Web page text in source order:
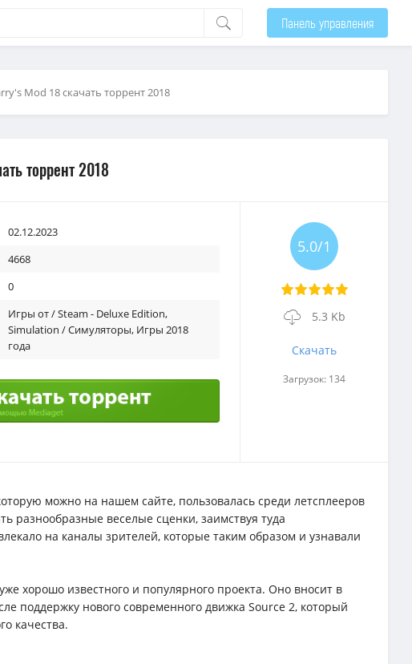
Панель управления
Mod 18 скачать торрент 2018
торрент 2018
02.12.2023
4668
0
Игры от / Steam - Deluxe Edition,
Simulation / Симуляторы, Игры 2018
года
5.0/1
5.3 Kb
Скачать
Загрузок: 134
можно на нашем сайте, пользовалась среди летсплееров
разнообразные веселые сценки, заимствуя туда
на каналы зрителей, которые таким образом и узнавали
хорошо известного и популярного проекта. Оно вносит в
поддержку нового современного движка Source 2, который
качества.